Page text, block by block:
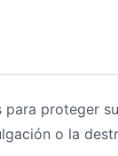
proteger
o la